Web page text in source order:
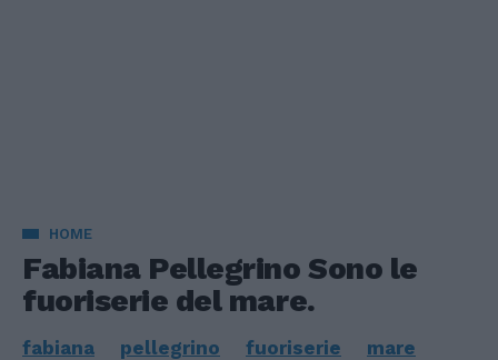
HOME
Fabiana Pellegrino Sono le
fuoriserie del mare.
fabiana pellegrino fuoriserie mare